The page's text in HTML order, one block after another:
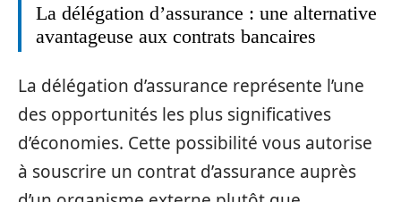
La délégation d’assurance : une alternative
avantageuse aux contrats bancaires
La délégation d’assurance représente l’une
des opportunités les plus significatives
d’économies. Cette possibilité vous autorise
à souscrire un contrat d’assurance auprès